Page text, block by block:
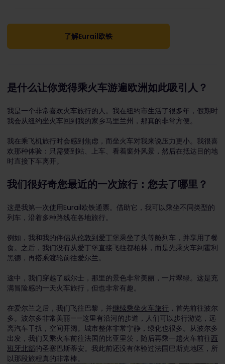
了解Eurail欧铁
是什么让你觉得乘火车游遍欧洲如此吸引人？
我是一个非常喜欢火车旅行的人。我在纽约市生活了很多年，假期时
我会从纽约坐火车回到我的家乡马里兰州，那真的非常方便。
我在乘飞机旅行时会感到焦虑，而坐火车对我来说压力更小。我很喜
欢那种体验：只需要到站、上车、看着窗外风景，然后在抵达目的地
时直接下车离开。
我们很好奇您最近的一次旅行：您去了哪里？
这是我第一次使用Eurail欧铁通票。借助它，我可以乘坐不同类型的
列车，沿着多种路线在各地旅行。
例如，我和我的伴侣从伦敦到爱丁堡乘坐了头等舱列车，并享用了餐
食。之后，我们没有从爱丁堡直接飞往都柏林，而是先乘火车到霍利
黑德，再搭乘渡轮前往爱尔兰。
途中，我们穿越了威尔士，那里的景色非常美丽，一片翠绿。这是充
满冒险感的一天火车旅行，但也非常有趣。
在爱尔兰之后，我们飞往巴黎，并继续乘坐火车旅行 ，首先前往波尔
多。波尔多非常美丽——这里有沿河的步道，人们可以步行游览，远
离汽车干扰，空间开阔。城市整体非常宁静，绿化也很多。从波尔多
出发，我们又乘火车前往法国的比亚里茨，随后再乘一趟火车前往西
班牙北部的圣塞巴斯蒂安。我此前还没有体验过法国巴斯克地区，所
以那段旅程真的非常棒。